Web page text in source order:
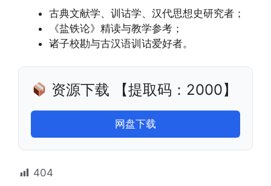
古典文献学、训诂学、汉代思想史研究者；
《盐铁论》精读与教学参考；
诸子校勘与古汉语训诂爱好者。
资源下载 【提取码：2000】
网盘下载
404